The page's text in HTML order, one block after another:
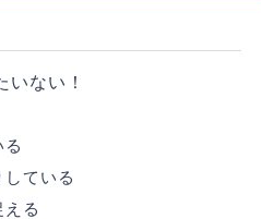
ない！
ている
る